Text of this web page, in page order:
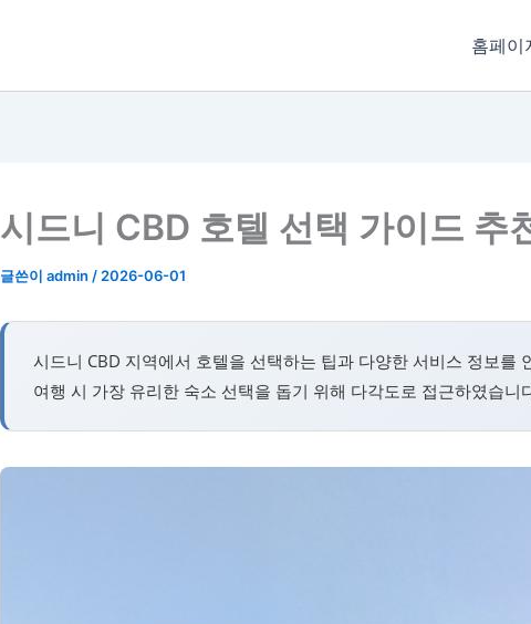
홈페이
시드니 CBD 호텔 선택 가이드
글쓴이 admin / 2026-06-01
시드니 CBD 지역에서 호텔을 선택하는 팁과 다양한 서비스 정보를
여행 시 가장 유리한 숙소 선택을 돕기 위해 다각도로 접근하였습니